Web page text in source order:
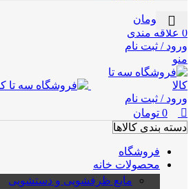
تومان
0 علاقه مندی
ورود / ثبت نام
منو
ورود / ثبت نام
0 تومان
دسته بندی کالاها
فروشگاه
محصولات خانه
مایع ظرفشویی و دستشویی